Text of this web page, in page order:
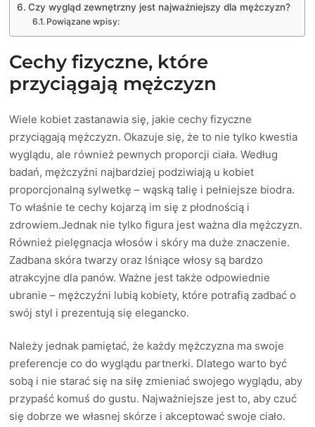
Czy wygląd zewnętrzny jest najważniejszy dla mężczyzn?
Powiązane wpisy:
Cechy fizyczne, które
przyciągają mężczyzn
Wiele kobiet zastanawia się, jakie cechy fizyczne
przyciągają mężczyzn. Okazuje się, że to nie tylko kwestia
wyglądu, ale również pewnych proporcji ciała. Według
badań, mężczyźni najbardziej podziwiają u kobiet
proporcjonalną sylwetkę – wąską talię i pełniejsze biodra.
To właśnie te cechy kojarzą im się z płodnością i
zdrowiem.Jednak nie tylko figura jest ważna dla mężczyzn.
Również pielęgnacja włosów i skóry ma duże znaczenie.
Zadbana skóra twarzy oraz lśniące włosy są bardzo
atrakcyjne dla panów. Ważne jest także odpowiednie
ubranie – mężczyźni lubią kobiety, które potrafią zadbać o
swój styl i prezentują się elegancko.
Należy jednak pamiętać, że każdy mężczyzna ma swoje
preferencje co do wyglądu partnerki. Dlatego warto być
sobą i nie starać się na siłę zmieniać swojego wyglądu, aby
przypaść komuś do gustu. Najważniejsze jest to, aby czuć
się dobrze we własnej skórze i akceptować swoje ciało.